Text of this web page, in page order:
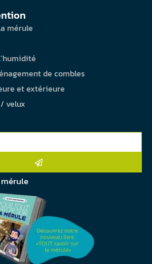
mérule
de combles
et extérieure
velux